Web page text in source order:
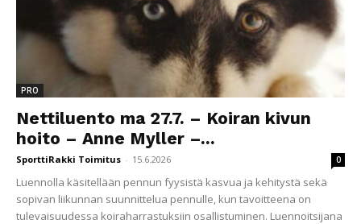
PRO
Nettiluento ma 27.7. – Koiran kivun
hoito – Anne Myller –...
SporttiRakki Toimitus - 15.6.2026 0
Luennolla käsitellään pennun fyysistä kasvua ja kehitystä sekä
sopivan liikunnan suunnittelua pennulle, kun tavoitteena on
tulevaisuudessa koiraharrastuksiin osallistuminen. Luennoitsijana